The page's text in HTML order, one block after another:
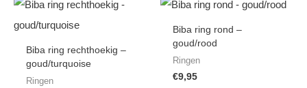
Biba ring rechthoekig –
goud/turquoise
Ringen
Biba ring rond –
goud/rood
Ringen
€9,95